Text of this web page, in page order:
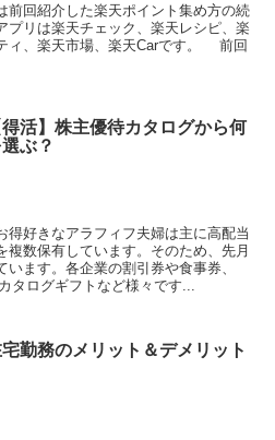
回紹介した楽天ポイント集め方の続
プリは楽天チェック、楽天レシピ、楽
ィ、楽天市場、楽天Carです。 前回
得活】株主優待カタログから何
ぶ？
好きなアラフィフ夫婦は主に高配当
複数保有しています。そのため、先月
ます。各企業の割引券や食事券、
タログギフトなど様々です...
勤務のメリット＆デメリット